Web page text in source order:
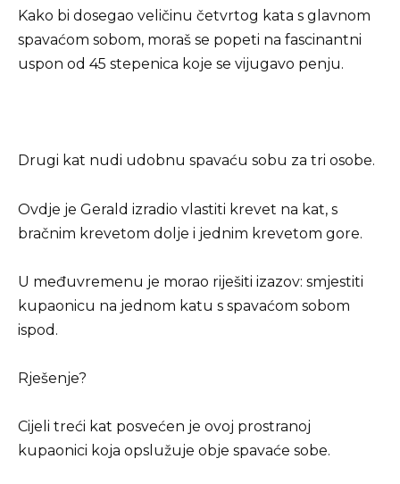
Kako bi dosegao veličinu četvrtog kata s glavnom
spavaćom sobom, moraš se popeti na fascinantni
uspon od 45 stepenica koje se vijugavo penju.
Drugi kat nudi udobnu spavaću sobu za tri osobe.
Ovdje je Gerald izradio vlastiti krevet na kat, s
bračnim krevetom dolje i jednim krevetom gore.
U međuvremenu je morao riješiti izazov: smjestiti
kupaonicu na jednom katu s spavaćom sobom
ispod.
Rješenje?
Cijeli treći kat posvećen je ovoj prostranoj
kupaonici koja opslužuje obje spavaće sobe.